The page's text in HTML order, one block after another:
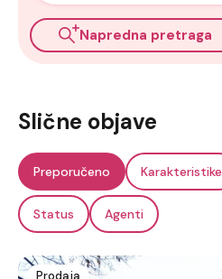
Napredna pretraga
Slične objave
Preporučeno Karakteristike
Status Agenti
Prodaja